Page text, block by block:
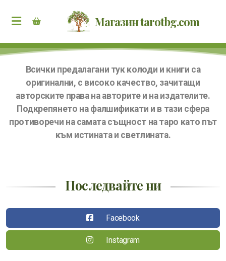
Магазин tarotbg.com
Всички предалагани тук колоди и книги са
оригинални, с високо качество, зачитащи
авторските права на авторите и на издателите.
Подкрепянето на фалшификати и в тази сфера
противоречи на самата същност на таро като път
към истината и светлината.
Последвайте ни
Facebook
Instagram